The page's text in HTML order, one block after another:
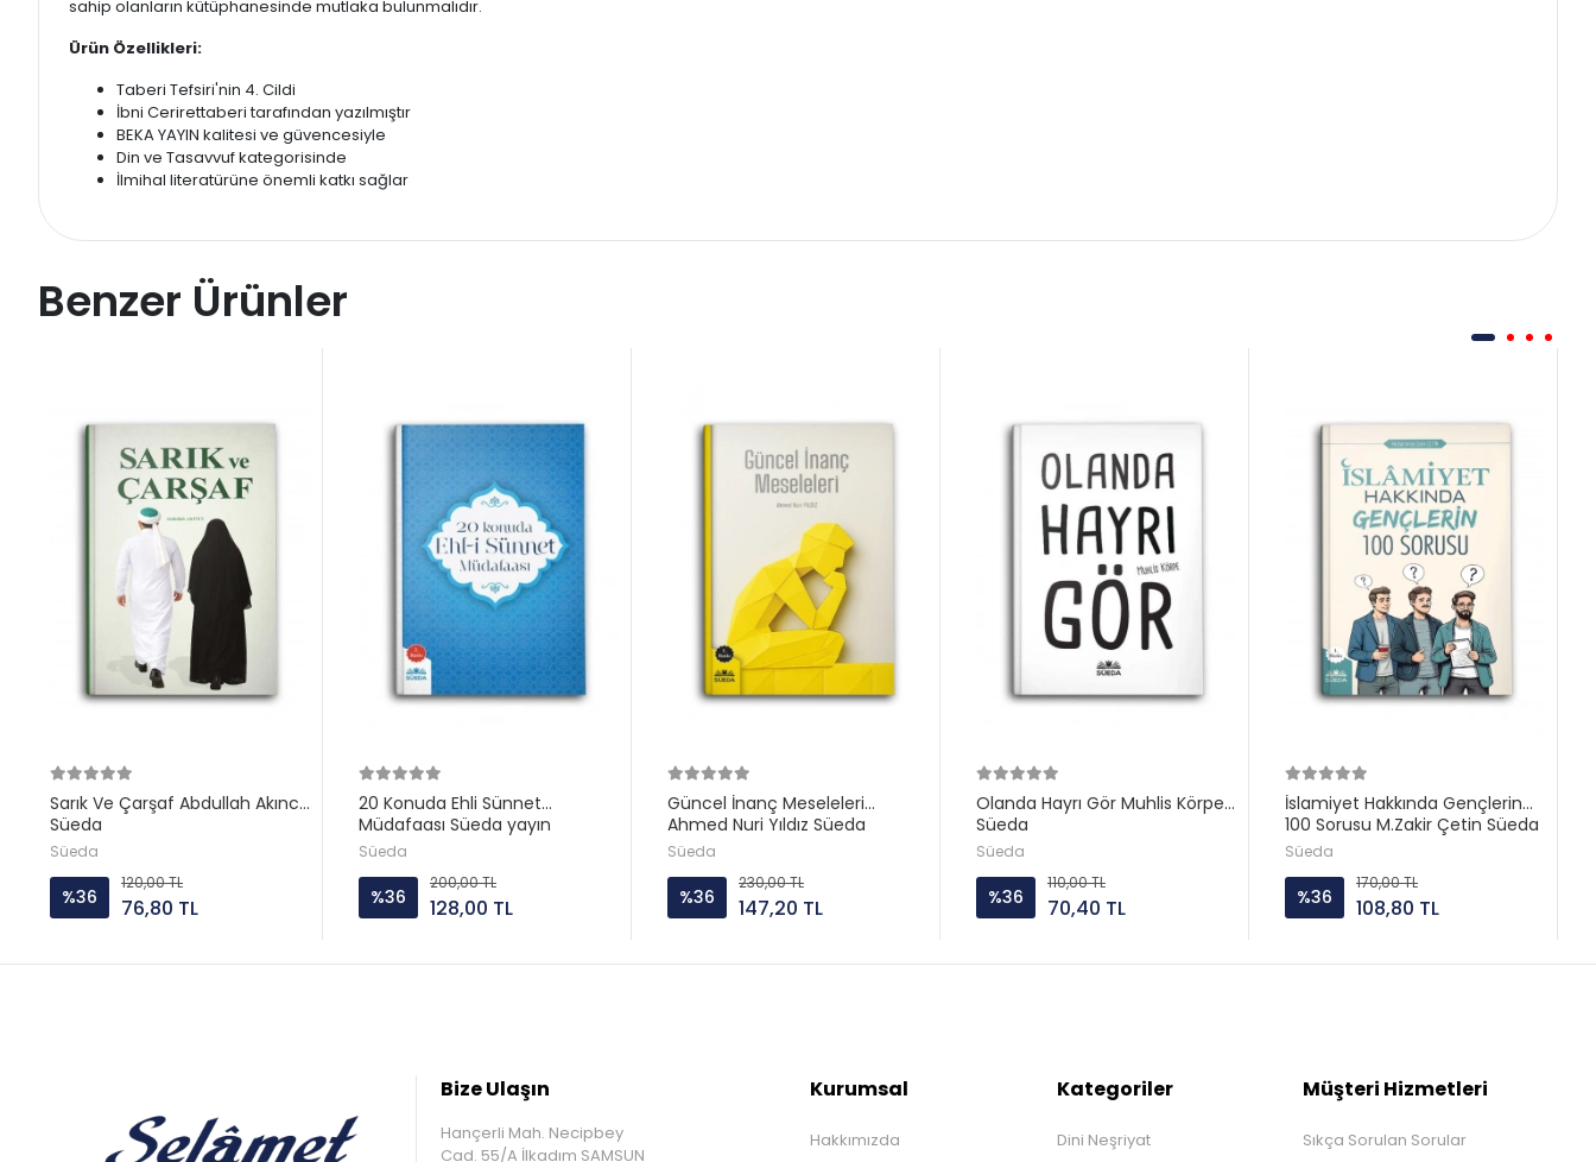
sahip olanların kütüphanesinde mutlaka bulunmalıdır.
Ürün Özellikleri:
Taberi Tefsiri'nin 4. Cildi
İbni Cerirettaberi tarafından yazılmıştır
BEKA YAYIN kalitesi ve güvencesiyle
Din ve Tasavvuf kategorisinde
İlmihal literatürüne önemli katkı sağlar
Benzer Ürünler
Sarık Ve Çarşaf Abdullah Akıncı
Süeda
Süeda
%36
120,00 TL
76,80 TL
20 Konuda Ehli Sünnet
Müdafaası Süeda yayın
Süeda
%36
200,00 TL
128,00 TL
Güncel İnanç Meseleleri
Ahmed Nuri Yıldız Süeda
Süeda
%36
230,00 TL
147,20 TL
Olanda Hayrı Gör Muhlis Körpe
Süeda
Süeda
%36
110,00 TL
70,40 TL
İslamiyet Hakkında Gençlerin
100 Sorusu M.Zakir Çetin Süeda
yayın
Süeda
%36
170,00 TL
108,80 TL
Bize Ulaşın
Hançerli Mah. Necipbey
Cad. 55/A İlkadım SAMSUN
Kurumsal
Hakkımızda
Kategoriler
Dini Neşriyat
Müşteri Hizmetleri
Sıkça Sorulan Sorular